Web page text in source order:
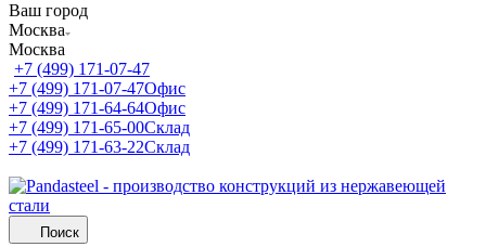
Ваш город
Москва
Москва
+7 (499) 171-07-47
+7 (499) 171-07-47Офис
+7 (499) 171-64-64Офис
+7 (499) 171-65-00Склад
+7 (499) 171-63-22Склад
Поиск